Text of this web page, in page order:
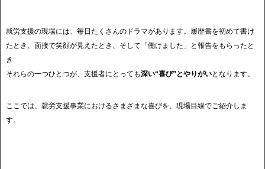
就労支援の現場には、毎日たくさんのドラマがあります。履歴書を初めて書け
たとき、面接で笑顔が見えたとき、そして「働けました」と報告をもらったと
き
それらの一つひとつが、支援者にとっても深い“喜び”とやりがいとなります。
ここでは、就労支援事業におけるさまざまな喜びを、現場目線でご紹介しま
す。